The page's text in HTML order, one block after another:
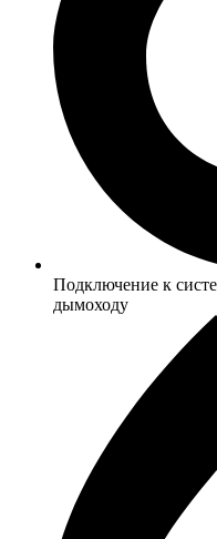
Подключение к
дымоходу